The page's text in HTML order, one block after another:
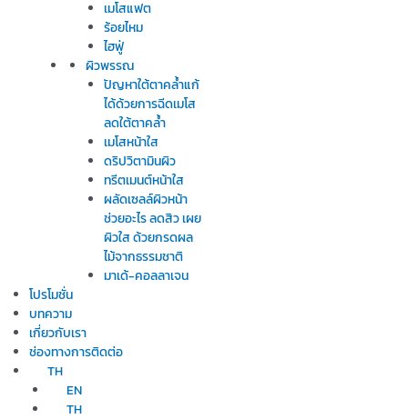
เมโสแฟต
ร้อยไหม
ไฮฟู่
ผิวพรรณ
ปัญหาใต้ตาคล้ำแก้
ได้ด้วยการฉีดเมโส
ลดใต้ตาคล้ำ
เมโสหน้าใส
ดริปวิตามินผิว
ทรีตเมนต์หน้าใส
ผลัดเซลล์ผิวหน้า
ช่วยอะไร ลดสิว เผย
ผิวใส ด้วยกรดผล
ไม้จากธรรมชาติ
มาเด้-คอลลาเจน
โปรโมชั่น
บทความ
เกี่ยวกับเรา
ช่องทางการติดต่อ
TH
EN
TH